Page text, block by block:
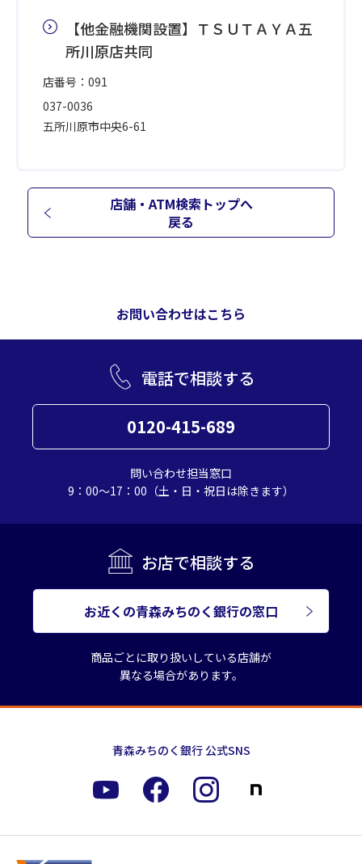
【他金融機関設置】ＴＳＵＴＡＹＡ五
所川原店共同
店番号：091
037-0036
五所川原市中央6-61
店舗・ATM検索トップへ
戻る
お問い合わせはこちら
電話で相談する
0120-415-689
問い合わせ担当窓口
9：00～17：00（土・日・祝日は除きます）
お店で相談する
お近くの青森みちのく銀行の窓口
商品ごとに取り扱いしている店舗が
異なる場合があります。
青森みちのく銀行 公式SNS